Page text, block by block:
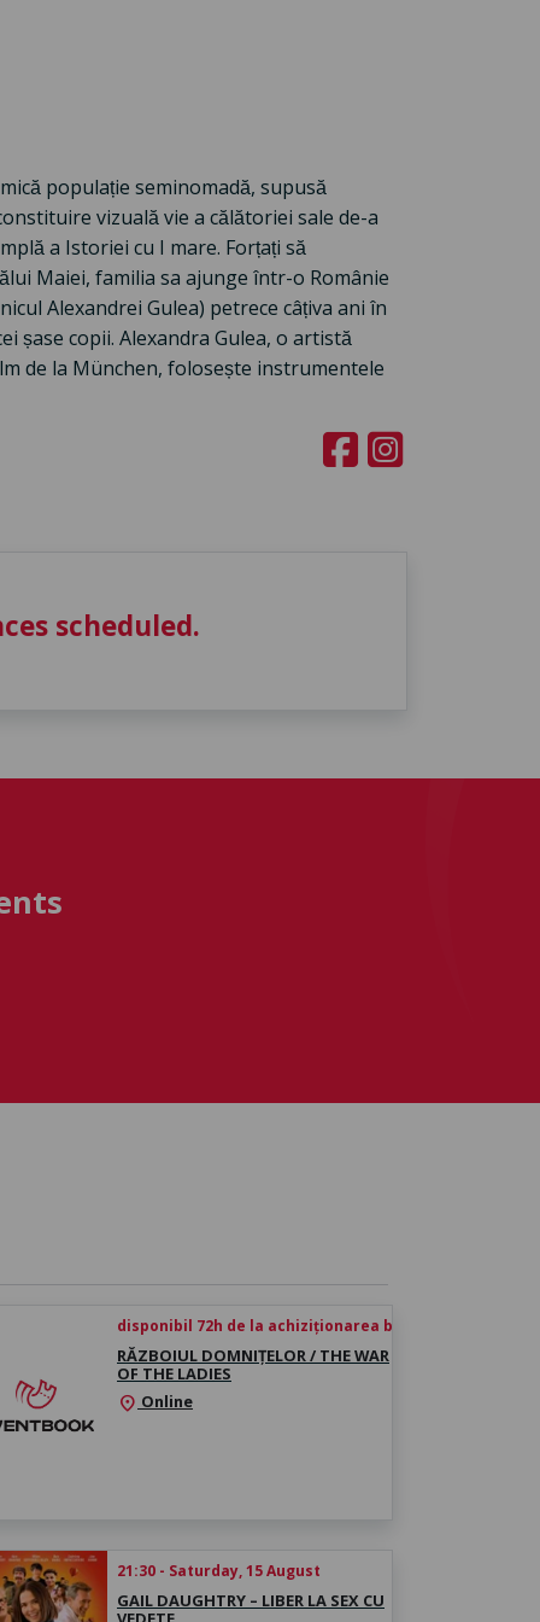
populație seminomadă, supusă
vizuală vie a călătoriei sale de-a
a Istoriei cu I mare. Forțați să
Maiei, familia sa ajunge într-o Românie
Alexandrei Gulea) petrece câțiva ani în
șase copii. Alexandra Gulea, o artistă
de la München, folosește instrumentele
scheduled.
disponibil 72h de la achiziționarea biletului
RĂZBOIUL DOMNIȚELOR / THE WAR
OF THE LADIES
location_on Online
21:30 - Saturday, 15 August
GAIL DAUGHTRY – LIBER LA SEX CU